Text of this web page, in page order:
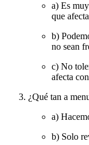
a) Es
que
b)
no sean
c) No
afecta
¿Qué tan a
a)
b) Solo